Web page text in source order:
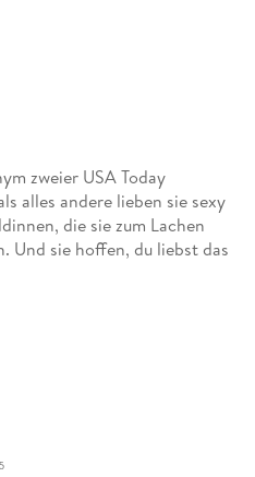
zweier USA Today
alles andere lieben sie sexy
die sie zum Lachen
Und sie hoffen, du liebst das